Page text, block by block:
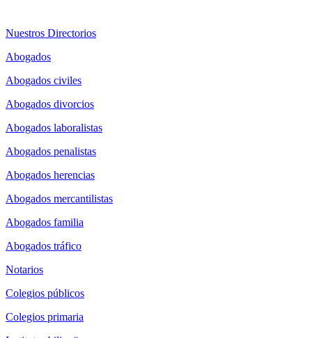
Nuestros Directorios
Abogados
Abogados civiles
Abogados divorcios
Abogados laboralistas
Abogados penalistas
Abogados herencias
Abogados mercantilistas
Abogados familia
Abogados tráfico
Notarios
Colegios públicos
Colegios primaria